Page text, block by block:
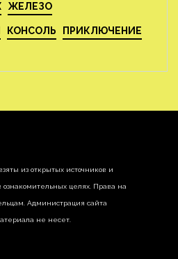
ЖЕЛЕЗО
КОНСОЛЬ ПРИКЛЮЧЕНИЕ
из открытых источников и
ознакомительных целях. Права на
Администрация сайта
не несет.